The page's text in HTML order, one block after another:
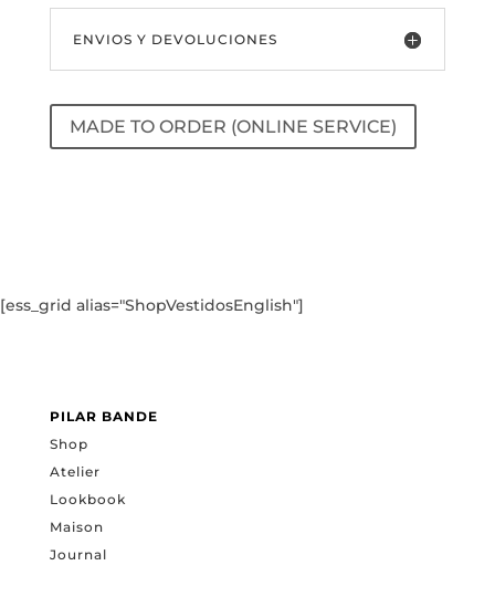
ENVIOS Y DEVOLUCIONES
MADE TO ORDER (ONLINE SERVICE)
[ess_grid alias="ShopVestidosEnglish"]
PILAR BANDE
Shop
Atelier
Lookbook
Maison
Journal